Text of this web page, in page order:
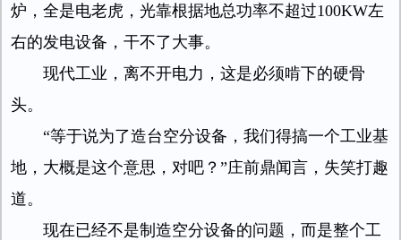
炉，全是电老虎，光靠根据地总功率不超过100KW左
右的发电设备，干不了大事。
现代工业，离不开电力，这是必须啃下的硬骨
头。
“等于说为了造台空分设备，我们得搞一个工业基
地，大概是这个意思，对吧？”庄前鼎闻言，失笑打趣
道。
现在已经不是制造空分设备的问题，而是整个工